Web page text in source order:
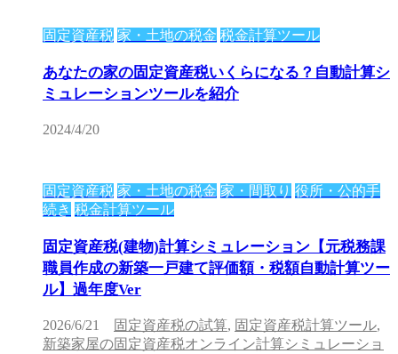
固定資産税 家・土地の税金 税金計算ツール
あなたの家の固定資産税いくらになる？自動計算シ
ミュレーションツールを紹介
2024/4/20
固定資産税 家・土地の税金 家・間取り 役所・公的手
続き 税金計算ツール
固定資産税(建物)計算シミュレーション【元税務課
職員作成の新築一戸建て評価額・税額自動計算ツー
ル】過年度Ver
2026/6/21 固定資産税の試算, 固定資産税計算ツール,
新築家屋の固定資産税オンライン計算シミュレーショ